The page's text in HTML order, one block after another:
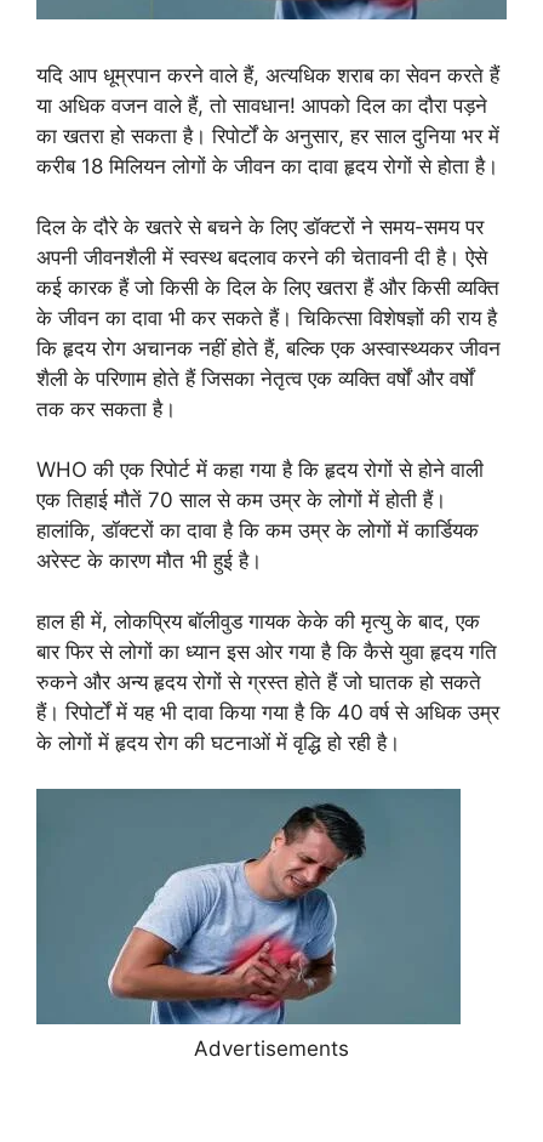
यदि आप धूम्रपान करने वाले हैं, अत्यधिक शराब का सेवन करते हैं
या अधिक वजन वाले हैं, तो सावधान! आपको दिल का दौरा पड़ने
का खतरा हो सकता है। रिपोर्टों के अनुसार, हर साल दुनिया भर में
करीब 18 मिलियन लोगों के जीवन का दावा हृदय रोगों से होता है।
दिल के दौरे के खतरे से बचने के लिए डॉक्टरों ने समय-समय पर
अपनी जीवनशैली में स्वस्थ बदलाव करने की चेतावनी दी है। ऐसे
कई कारक हैं जो किसी के दिल के लिए खतरा हैं और किसी व्यक्ति
के जीवन का दावा भी कर सकते हैं। चिकित्सा विशेषज्ञों की राय है
कि हृदय रोग अचानक नहीं होते हैं, बल्कि एक अस्वास्थ्यकर जीवन
शैली के परिणाम होते हैं जिसका नेतृत्व एक व्यक्ति वर्षों और वर्षों
तक कर सकता है।
WHO की एक रिपोर्ट में कहा गया है कि हृदय रोगों से होने वाली
एक तिहाई मौतें 70 साल से कम उम्र के लोगों में होती हैं।
हालांकि, डॉक्टरों का दावा है कि कम उम्र के लोगों में कार्डियक
अरेस्ट के कारण मौत भी हुई है।
हाल ही में, लोकप्रिय बॉलीवुड गायक केके की मृत्यु के बाद, एक
बार फिर से लोगों का ध्यान इस ओर गया है कि कैसे युवा हृदय गति
रुकने और अन्य हृदय रोगों से ग्रस्त होते हैं जो घातक हो सकते
हैं। रिपोर्टों में यह भी दावा किया गया है कि 40 वर्ष से अधिक उम्र
के लोगों में हृदय रोग की घटनाओं में वृद्धि हो रही है।
Advertisements